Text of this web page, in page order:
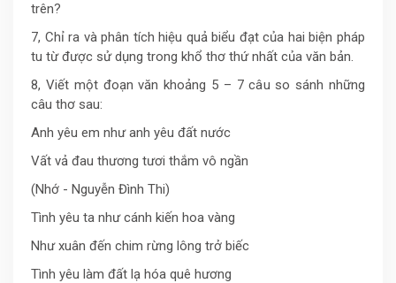
trên?
7, Chỉ ra và phân tích hiệu quả biểu đạt của hai biện pháp
tu từ được sử dụng trong khổ thơ thứ nhất của văn bản.
8, Viết một đoạn văn khoảng 5 – 7 câu so sánh những
câu thơ sau:
Anh yêu em như anh yêu đất nước
Vất vả đau thương tươi thắm vô ngần
(Nhớ - Nguyễn Đình Thi)
Tình yêu ta như cánh kiến hoa vàng
Như xuân đến chim rừng lông trở biếc
Tình yêu làm đất lạ hóa quê hương